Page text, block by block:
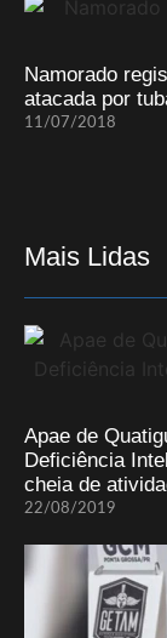
Namorado
atacada por
11/07/2018
Mais Lidas
Apae de
Deficiência
cheia de
22/08/2019